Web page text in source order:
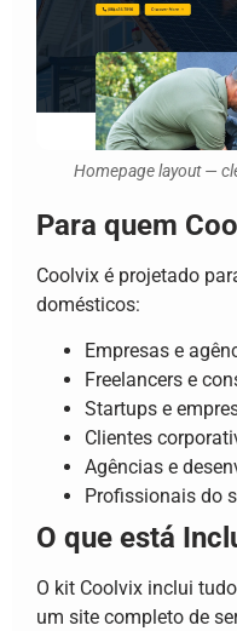
Homepage layout —
Para quem
Coolvix é projetado
domésticos:
Empresas e
Freelancers e
Startups e
Clientes
Agências e
Profissionais do
O que está
O kit Coolvix inclui
um site completo de